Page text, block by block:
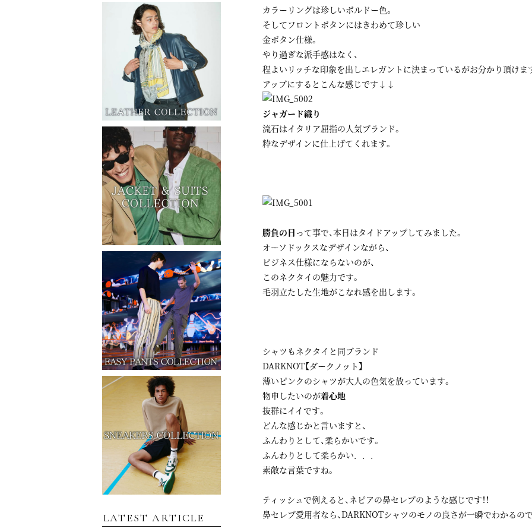
カラーリングは珍しいボルドー色。
そしてフロントボタンにはきわめて珍しい
金ボタン仕様。
やり過ぎな派手感はなく、
程よいリッチな印象を出しエレガントに決まっているがお分かり頂け
アップにするとこんな感じです↓↓
ジャガード織り
流石はイタリア屈指の人気ブランド。
粋なデザインに仕上げてくれます。
勝負の日 って事で、本日はタイドアップしてみました。
オーソドックスなデザインながら、
ビジネス仕様にならないのが、
このネクタイの魅力です。
毛羽立たした生地がこなれ感を出します。
シャツもネクタイと同ブランド
DARKNOT【ダークノット】
薄いピンクのシャツが大人の色気を放っています。
物申したいのが着心地
抜群にイイです。
どんな感じかと言いますと、
ふんわりとして、柔らかいです。
ふんわりとして柔らかい．．．
素敵な言葉ですね。
ティッシュで例えると、ネピアの鼻セレブのような感じです！！
鼻セレブ愛用者なら、DARKNOTシャツのモノの良さが一瞬でわかるの
LATEST ARTICLE